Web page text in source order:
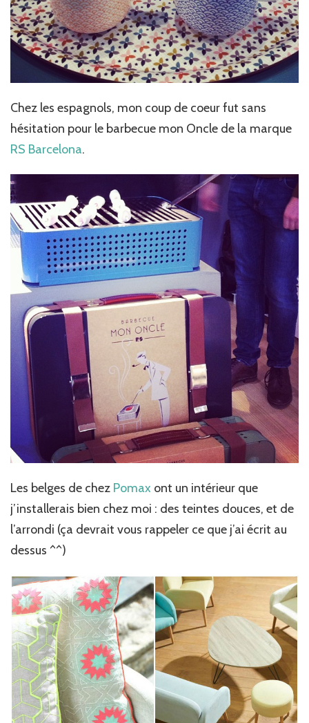
Chez les espagnols, mon coup de coeur fut sans
hésitation pour le barbecue mon Oncle de la marque
RS Barcelona.
Les belges de chez Pomax ont un intérieur que
j’installerais bien chez moi : des teintes douces, et de
l’arrondi (ça devrait vous rappeler ce que j’ai écrit au
dessus ^^)